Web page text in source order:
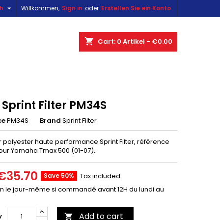
Willkommen, Sign in oder Erstellen Sie ein Konto

shopping_cart Cart: 0 Artikel - €0.00
Filter PM34S
PM34S Brand Sprint Filter
polyester haute performance Sprint Filter, référence
Yamaha Tmax 500 (01-07).
Save 50%
Tax included
le jour-même si commandé avant 12H du lundi au
 Add to cart